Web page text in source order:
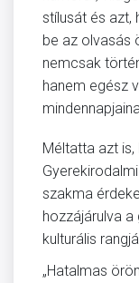
stílusát és azt,
be az olvasás
nemcsak
hanem egész
Méltatta azt
szakma
hozzájárulva
kulturális
„Hatalmas